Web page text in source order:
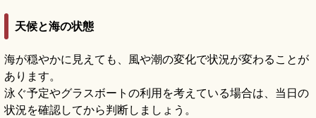
天候と海の状態
海が穏やかに見えても、風や潮の変化で状況が変わることが
あります。
泳ぐ予定やグラスボートの利用を考えている場合は、当日の
状況を確認してから判断しましょう。